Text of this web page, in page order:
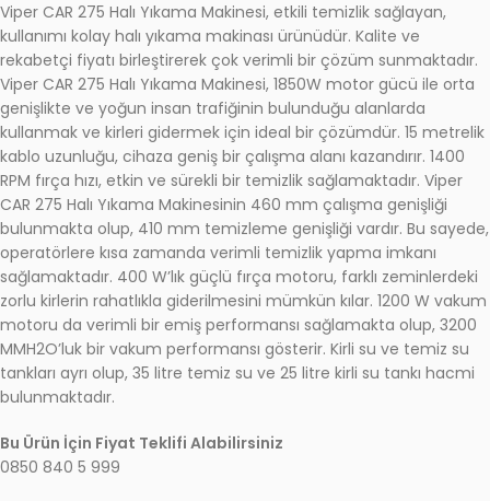
Viper CAR 275 Halı Yıkama Makinesi, etkili temizlik sağlayan,
kullanımı kolay halı yıkama makinası ürünüdür. Kalite ve
rekabetçi fiyatı birleştirerek çok verimli bir çözüm sunmaktadır.
Viper CAR 275 Halı Yıkama Makinesi, 1850W motor gücü ile orta
genişlikte ve yoğun insan trafiğinin bulunduğu alanlarda
kullanmak ve kirleri gidermek için ideal bir çözümdür. 15 metrelik
kablo uzunluğu, cihaza geniş bir çalışma alanı kazandırır. 1400
RPM fırça hızı, etkin ve sürekli bir temizlik sağlamaktadır. Viper
CAR 275 Halı Yıkama Makinesinin 460 mm çalışma genişliği
bulunmakta olup, 410 mm temizleme genişliği vardır. Bu sayede,
operatörlere kısa zamanda verimli temizlik yapma imkanı
sağlamaktadır. 400 W’lık güçlü fırça motoru, farklı zeminlerdeki
zorlu kirlerin rahatlıkla giderilmesini mümkün kılar. 1200 W vakum
motoru da verimli bir emiş performansı sağlamakta olup, 3200
MMH2O’luk bir vakum performansı gösterir. Kirli su ve temiz su
tankları ayrı olup, 35 litre temiz su ve 25 litre kirli su tankı hacmi
bulunmaktadır.
Bu Ürün İçin Fiyat Teklifi Alabilirsiniz
0850 840 5 999